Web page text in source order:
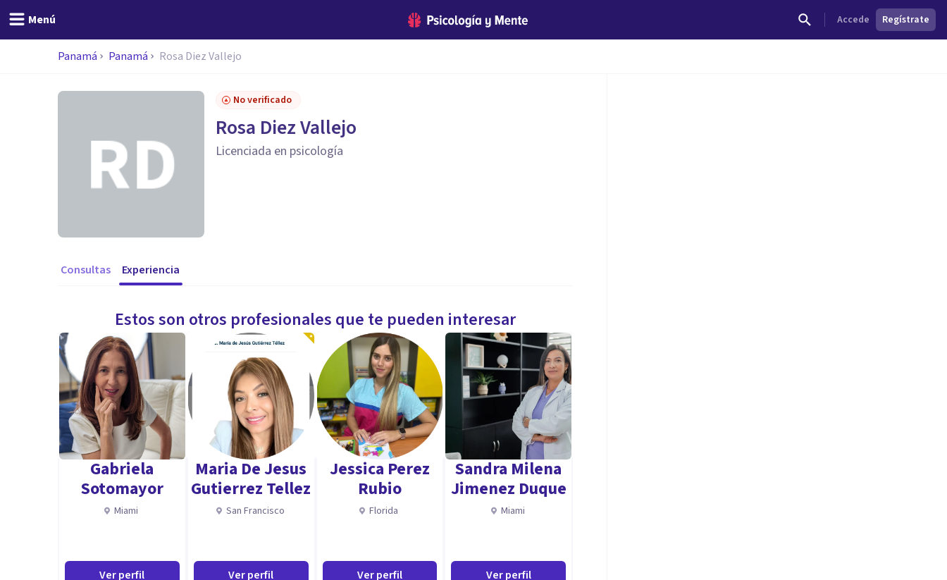
Menú Accede Regístrate
Panamá Panamá Rosa Diez Vallejo
No verificado
Rosa Diez Vallejo
Licenciada en psicología
Consultas Experiencia
Estos son otros profesionales que te pueden interesar
Gabriela
Sotomayor
Miami
Ver perfil
Maria De Jesus
Gutierrez Tellez
San Francisco
Ver perfil
Jessica Perez
Rubio
Florida
Ver perfil
Sandra Milena
Jimenez Duque
Miami
Ver perfil